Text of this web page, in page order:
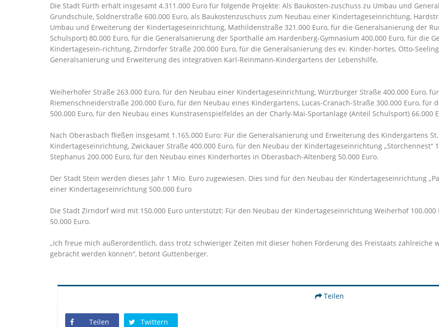
Die Stadt Fürth erhält insgesamt 4.311.000 Euro für folgende Projekte: Als Baukosten-zuschuss zu Umbau und
Grundschule, Soldnerstraße 600.000 Euro, als Baukostenzuschuss zum Neubau einer Kindertageseinrichtung,
Umbau und Erweiterung der Kindertageseinrichtung, Mathildenstraße 321.000 Euro, für die Generalsanierung der
Schulsport) 80.000 Euro, für die Generalsanierung der Sporthalle am Hardenberg-Gymnasium 400.000 Euro, für die
Kindertagesein-richtung, Zirndorfer Straße 200.000 Euro, für die Generalsanierung des ev. Kinder-hortes, Otto-
Generalsanierung und Erweiterung des integrativen Karl-Reinmann-Kindergartens der Lebenshilfe,
Weiherhofer Straße 263.000 Euro, für den Neubau einer Kindertageseinrichtung, Würzburger Straße 400.000 Euro,
Riemenschneiderstraße 200.000 Euro, für den Neubau eines Kindergartens, Lucas-Cranach-Straße 300.000 Euro, für
500.000 Euro, für den Neubau eines Kunstrasenspielfeldes an der Charly-Mai-Sportanlage (Anteil Schulsport) 66.000
Nach Oberasbach fließen insgesamt 1.165.000 Euro: Für die Generalsanierung und Erweiterung des Kindergartens
Kindertageseinrichtung, Zwickauer Straße 400.000 Euro, für den Neubau der Kindertageseinrichtung „Storchennest“
Stephanus 200.000 Euro, für den Neubau eines Kinderhortes in Oberasbach-Altenberg 50.000 Euro.
Der Stadt Stein werden dieses Jahr 1 Mio. Euro zugewiesen. Dies sind für den Neubau der Kindertageseinrichtung
einer Kindertageseinrichtung 500.000 Euro
Die Stadt Zirndorf wird mit 150.000 Euro unterstützt: Für den Neubau der Kindertageseinrichtung Weiherhof
50.000 Euro.
Ich freue mich außerordentlich, dass trotz schwieriger Zeiten mit dieser hohen Förderung des Freistaats zahlreiche
gebracht werden können“, betont Guttenberger.
Teilen
Teilen Twittern